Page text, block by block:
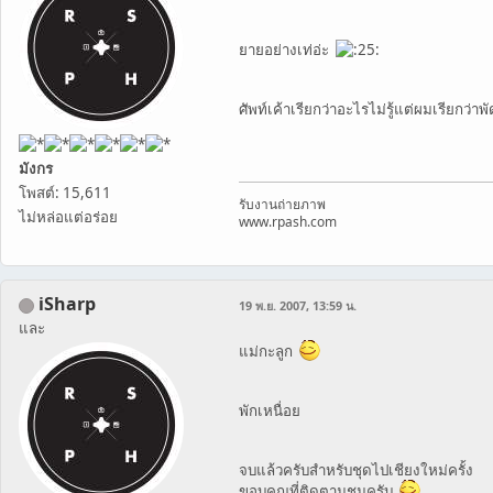
มังกร
โพสต์: 15,611
ไม่หล่อแต่อร่อย
ยายอย่างเท่อ่ะ
ศัพท์เค้าเรียกว่าอะไรไม่รู้แต่ผมเรียกว่า
รับงานถ่ายภาพ
www.rpash.com
iSharp
และ
19 พ.ย. 2007, 13:59 น.
แม่กะลูก
พักเหนื่อย
จบแล้วครับสำหรับชุดไปเชียงใหม่ครั้ง